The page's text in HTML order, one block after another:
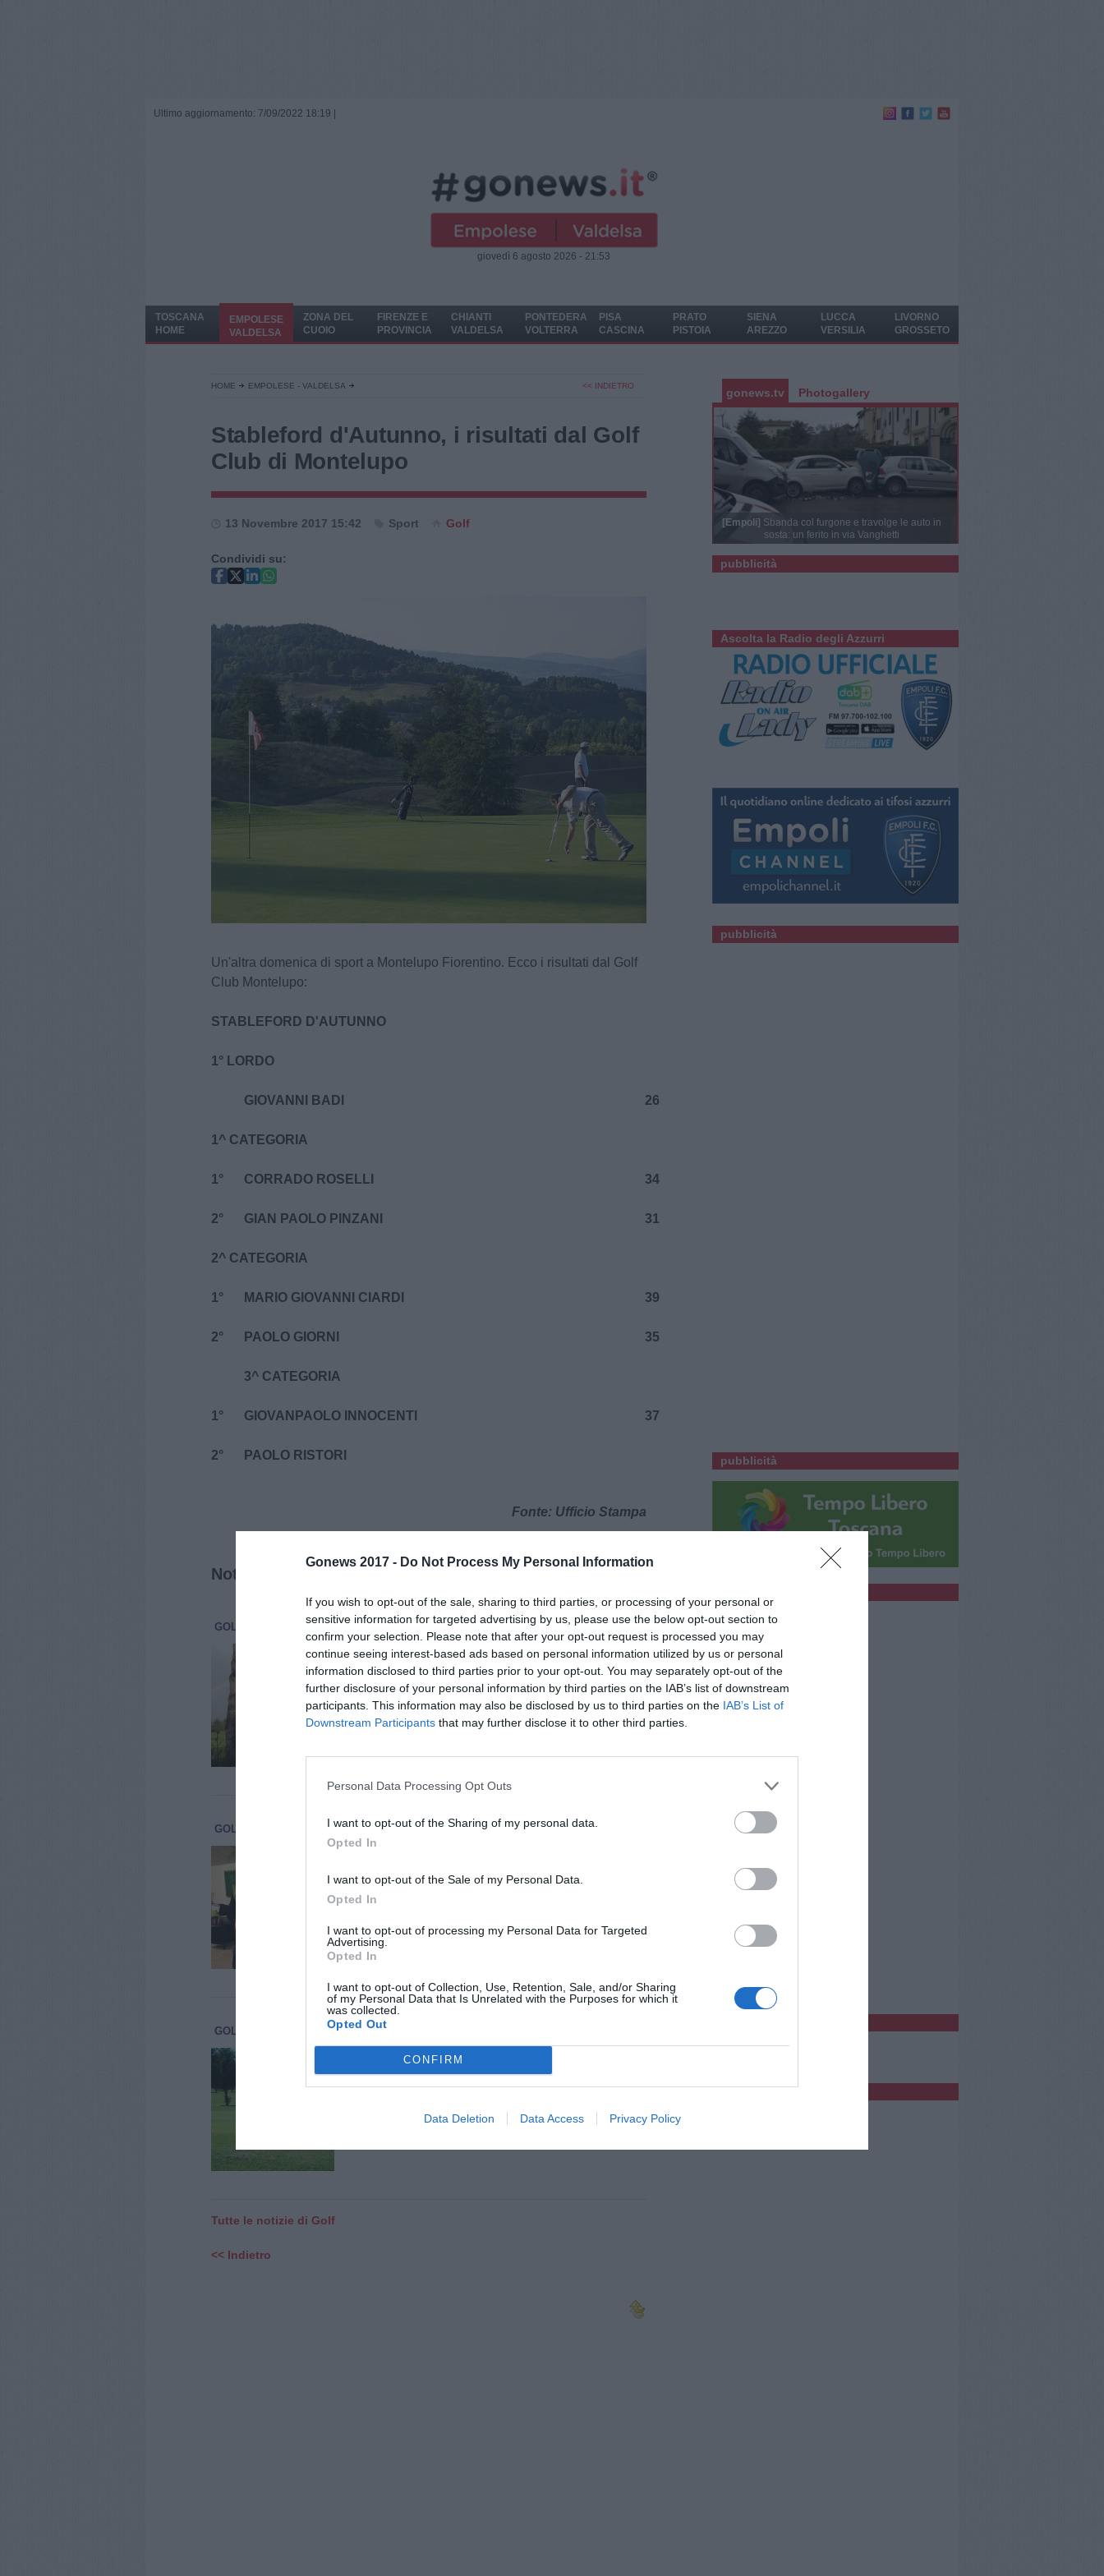
Gonews 2017 - Do Not Process My Personal Information
If you wish to opt-out of the sale, sharing to third parties, or processing of your personal or
sensitive information for targeted advertising by us, please use the below opt-out section to
confirm your selection. Please note that after your opt-out request is processed you may
continue seeing interest-based ads based on personal information utilized by us or personal
information disclosed to third parties prior to your opt-out. You may separately opt-out of the
further disclosure of your personal information by third parties on the IAB’s list of downstream
participants. This information may also be disclosed by us to third parties on the IAB’s List of
Downstream Participants that may further disclose it to other third parties.
Personal Data Processing Opt Outs
I want to opt-out of the Sharing of my personal data.
Opted In
I want to opt-out of the Sale of my Personal Data.
Opted In
I want to opt-out of processing my Personal Data for Targeted
Advertising.
Opted In
I want to opt-out of Collection, Use, Retention, Sale, and/or Sharing
of my Personal Data that Is Unrelated with the Purposes for which it
was collected.
Opted Out
CONFIRM
Data Deletion Data Access Privacy Policy
Ultimo aggiornamento: 7/09/2022 18:19 |
giovedì 6 agosto 2026 - 21:53
TOSCANA
HOME
EMPOLESE
VALDELSA
ZONA DEL
CUOIO
FIRENZE E
PROVINCIA
CHIANTI
VALDELSA
PONTEDERA
VOLTERRA
PISA
CASCINA
PRATO
PISTOIA
SIENA
AREZZO
LUCCA
VERSILIA
LIVORNO
GROSSETO
HOME EMPOLESE - VALDELSA << INDIETRO
Stableford d'Autunno, i risultati dal Golf
Club di Montelupo
13 Novembre 2017 15:42 Sport Golf
Condividi su:
Un'altra domenica di sport a Montelupo Fiorentino. Ecco i risultati dal Golf
Club Montelupo:
STABLEFORD D'AUTUNNO
1° LORDO
GIOVANNI BADI 26
1^ CATEGORIA
1° CORRADO ROSELLI 34
2° GIAN PAOLO PINZANI 31
2^ CATEGORIA
1° MARIO GIOVANNI CIARDI 39
2° PAOLO GIORNI 35
3^ CATEGORIA
1° GIOVANPAOLO INNOCENTI 37
2° PAOLO RISTORI
Fonte: Ufficio Stampa
Notizie correlate
GOLF 10 Dicembre 2017
Golf Club San Miniato: gli appuntamenti
prima di Natale
Fine anno col Botto al Golf Club San Miniato, ecco
gli eventi: Giovedì 14 Dicembre si terrà la Cena
degli Auguri con i Soci presso il Ristorante Il Sorriso
GOLF 3 Dicembre 2017
Ieri, Sabato 02 Dicembre, si è giocato il Trofeo
"Menichetti Cioccolato " che ci ha deliziato con dei
mattinata fredda e ventosa.. di [...]
GOLF 19 Novembre 2017
Golf a San Miniato, ultima tappa del
circuito 'Gemignani tartufi': i vincitori
Tartufo "GEMIGNANI TARTUFI" : Circuito che come
tutti gli anni ha dato luogo a gare importanti e molto
Tutte le notizie di Golf
<< Indietro
gonews.tv Photogallery
[Empoli] Sbanda col furgone e travolge le auto in
sosta: un ferito in via Vanghetti
pubblicità
Ascolta la Radio degli Azzurri
pubblicità
pubblicità
Meteo Empoli
pubblicità